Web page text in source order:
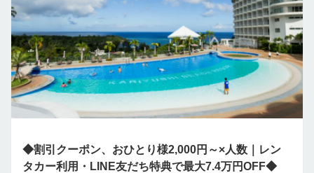
◆割引クーポン、おひとり様2,000円～×人数｜レン
タカー利用・LINE友だち特典で最大7.4万円OFF◆